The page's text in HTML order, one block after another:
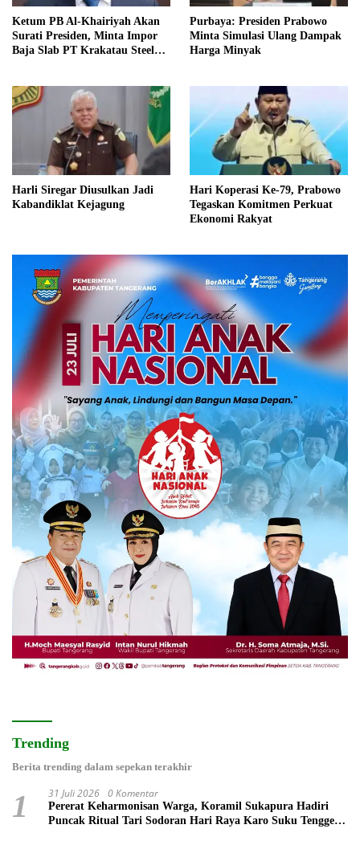
Ketum PB Al-Khairiyah Akan
Surati Presiden, Minta Impor
Baja Slab PT Krakatau Steel
Purbaya: Presiden Prabowo
Minta Simulasi Ulang Dampak
Harga Minyak
Harli Siregar Diusulkan Jadi
Kabandiklat Kejagung
Hari Koperasi Ke-79, Prabowo
Tegaskan Komitmen Perkuat
Ekonomi Rakyat
Trending
Berita trending dalam sepekan terakhir
1 31 Juli 2026 0 Komentar
Pererat Keharmonisan Warga, Koramil Sukapura Hadiri
Puncak Ritual Tari Sodoran Hari Raya Karo Suku Tengger